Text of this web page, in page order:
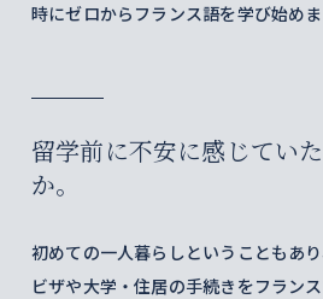
時にゼロからフランス語を学び始めま
留学前に不安に感じてい
か。
初めての一人暮らしということもあり
ビザや大学・住居の手続きをフラン